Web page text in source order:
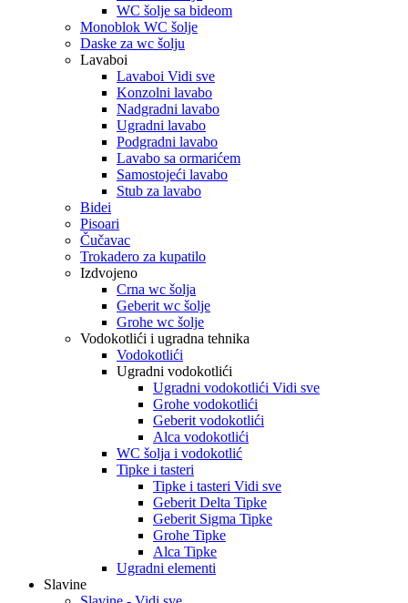
WC šolje sa bideom
Monoblok WC šolje
Daske za wc šolju
Lavaboi
Lavaboi Vidi sve
Konzolni lavabo
Nadgradni lavabo
Ugradni lavabo
Podgradni lavabo
Lavabo sa ormarićem
Samostojeći lavabo
Stub za lavabo
Bidei
Pisoari
Čučavac
Trokadero za kupatilo
Izdvojeno
Crna wc šolja
Geberit wc šolje
Grohe wc šolje
Vodokotlići i ugradna tehnika
Vodokotlići
Ugradni vodokotlići
Ugradni vodokotlići Vidi sve
Grohe vodokotlići
Geberit vodokotlići
Alca vodokotlići
WC šolja i vodokotlić
Tipke i tasteri
Tipke i tasteri Vidi sve
Geberit Delta Tipke
Geberit Sigma Tipke
Grohe Tipke
Alca Tipke
Ugradni elementi
Slavine